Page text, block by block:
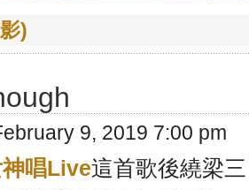
)
9, 2019 7:00 pm
唱Live這首歌後繞梁